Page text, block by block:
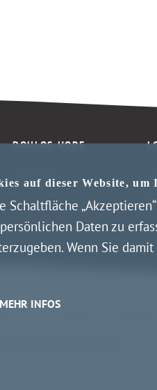
auf dieser Website,
Schaltfläche
Daten zu
Wenn Sie
MEHR INFOS
DOULOS HOPE